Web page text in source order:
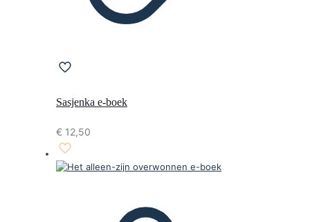
Sasjenka e-boek
€ 12,50